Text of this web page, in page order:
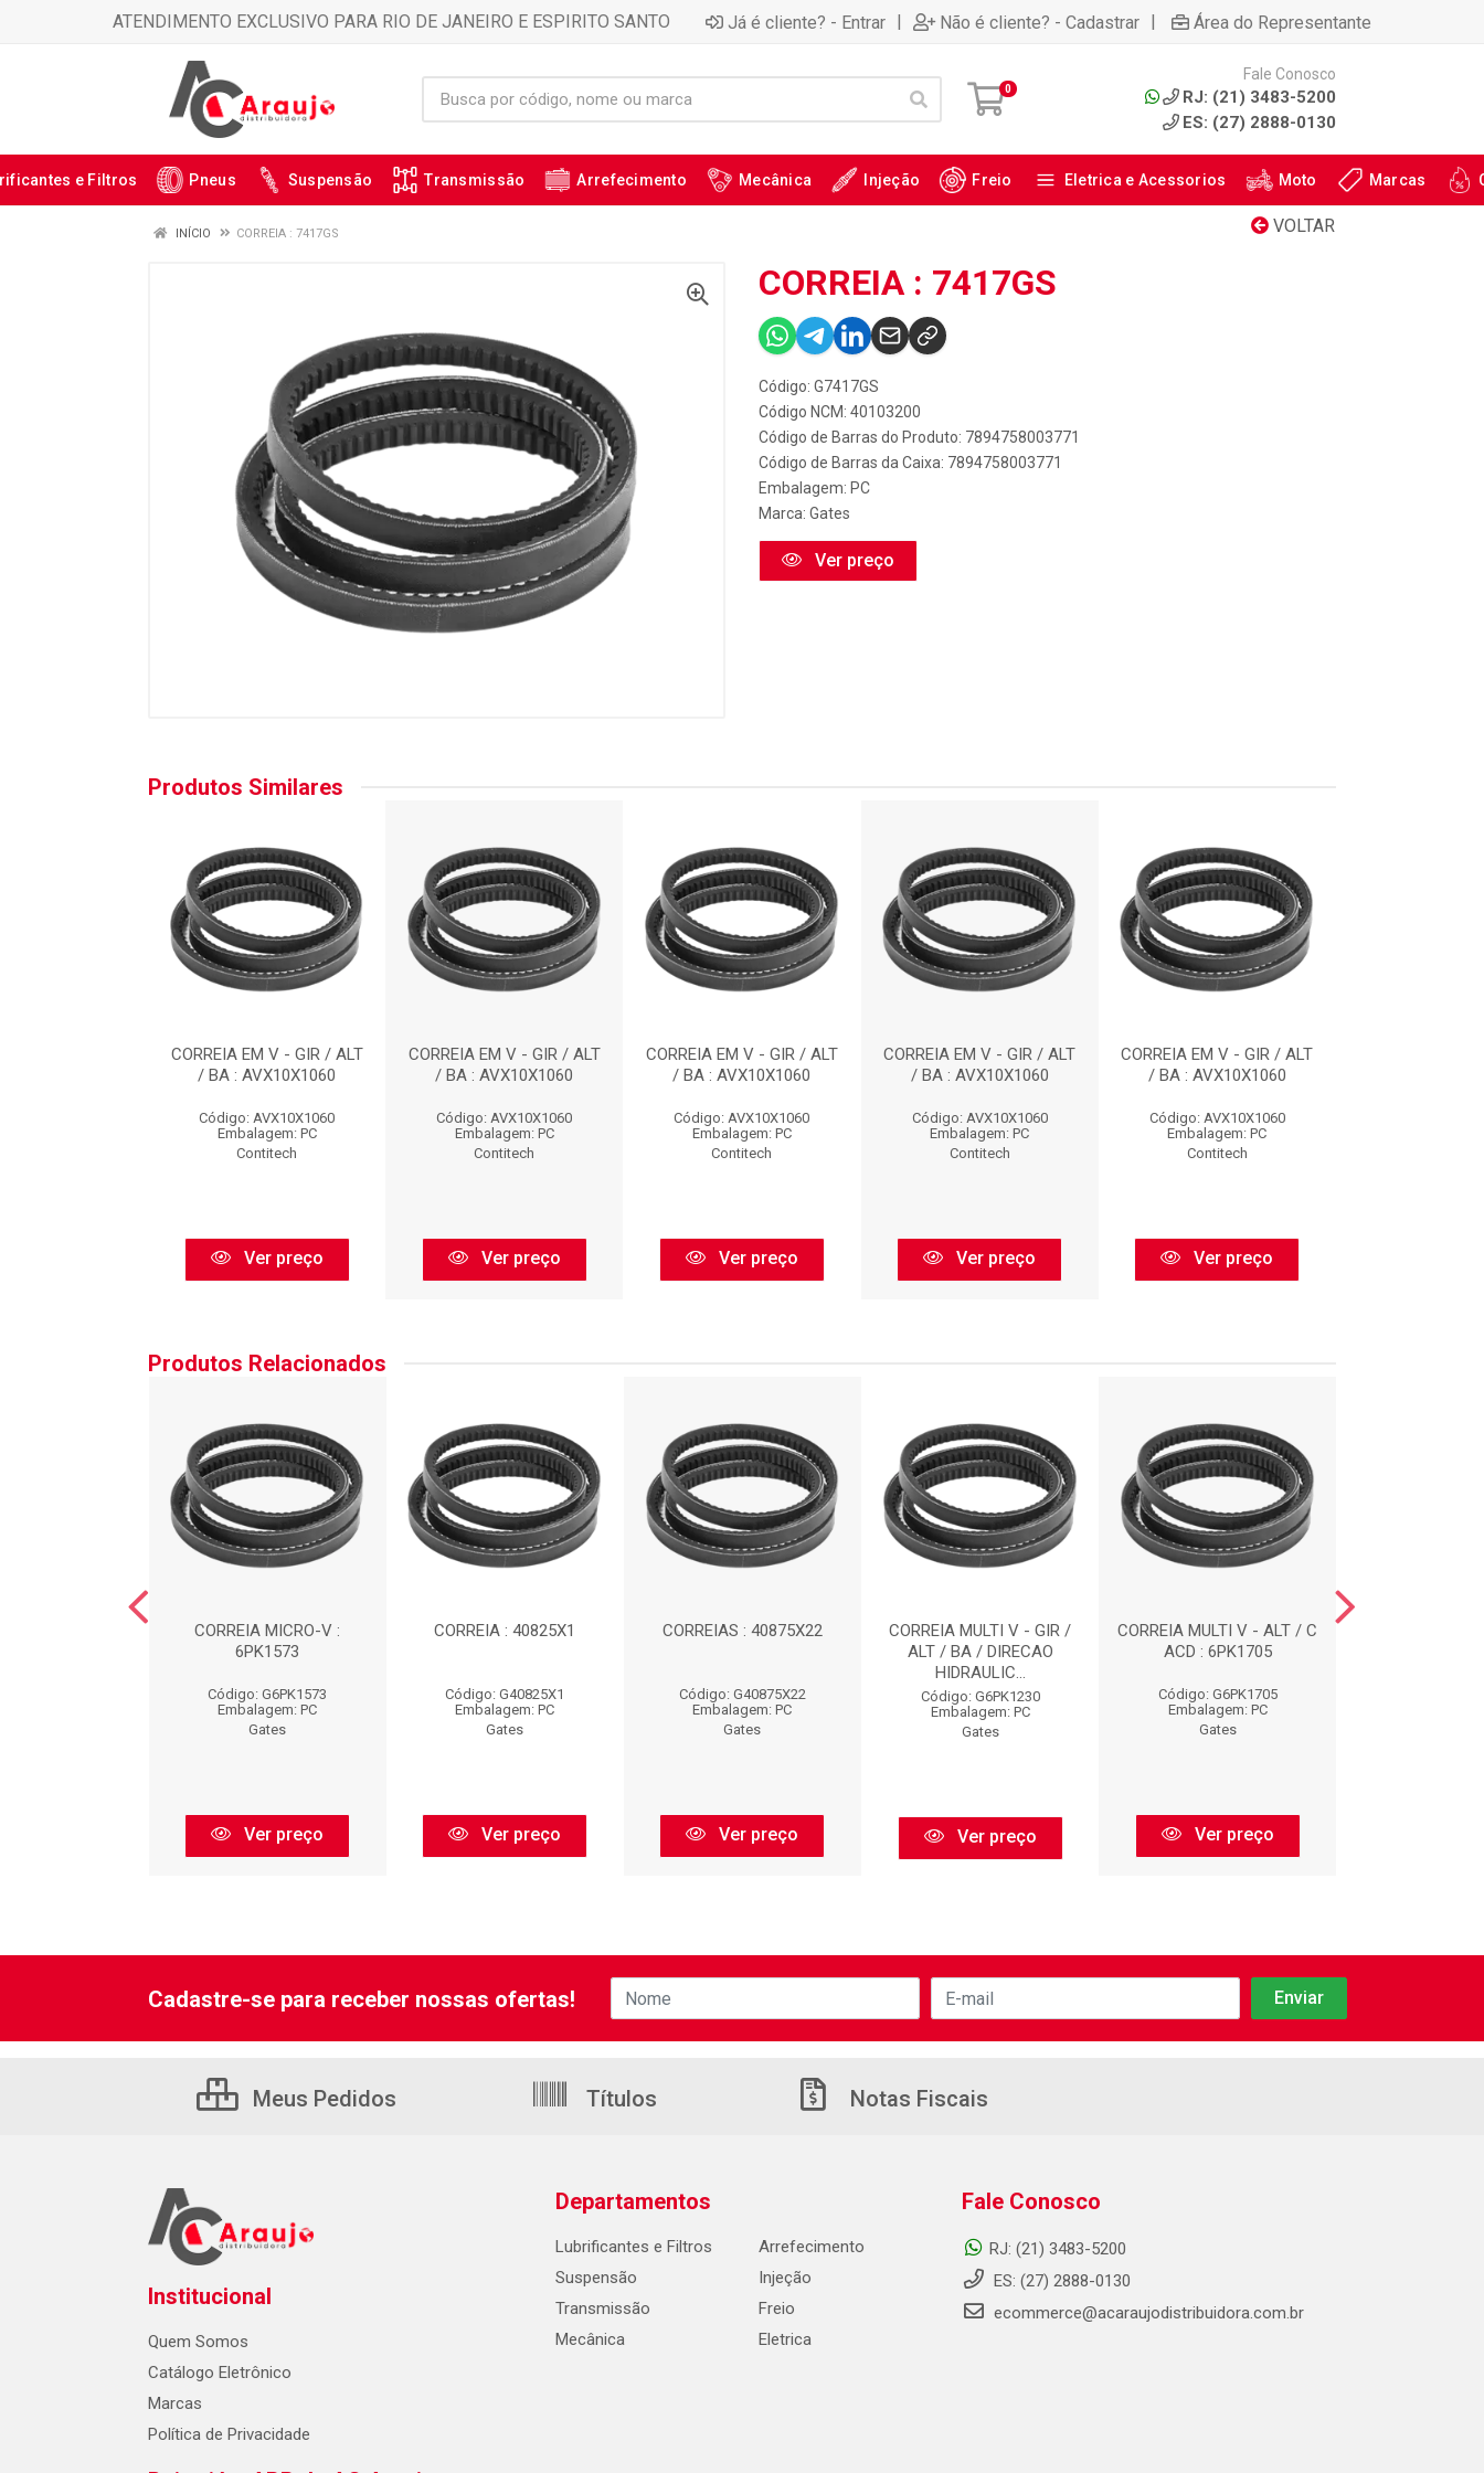
ATENDIMENTO EXCLUSIVO PARA RIO DE JANEIRO E ESPIRITO SANTO Já é cliente? - Entrar | Não é cliente? - Cadastrar | Área do Representante
0
Fale Conosco
RJ: (21) 3483-5200
ES: (27) 2888-0130
e Filtros Pneus Suspensão Transmissão Arrefecimento Mecânica Injeção Freio Eletrica e Acessorios Moto Marcas
VOLTAR
INÍCIO CORREIA : 7417GS
CORREIA : 7417GS
Código: G7417GS
Código NCM: 40103200
Código de Barras do Produto: 7894758003771
Código de Barras da Caixa: 7894758003771
Embalagem: PC
Marca: Gates
Ver preço
Produtos Similares
CORREIA EM V - GIR / ALT
/ BA : AVX10X1060
Código: AVX10X1060
Embalagem: PC
Contitech
Ver preço
CORREIA EM V - GIR / ALT
/ BA : AVX10X1060
Código: AVX10X1060
Embalagem: PC
Contitech
Ver preço
CORREIA EM V - GIR / ALT
/ BA : AVX10X1060
Código: AVX10X1060
Embalagem: PC
Contitech
Ver preço
CORREIA EM V - GIR / ALT
/ BA : AVX10X1060
Código: AVX10X1060
Embalagem: PC
Contitech
Ver preço
CORREIA EM V - GIR / ALT
/ BA : AVX10X1060
Código: AVX10X1060
Embalagem: PC
Contitech
Ver preço
Produtos Relacionados
CORREIA MICRO-V :
6PK1573
Código: G6PK1573
Embalagem: PC
Gates
Ver preço
CORREIA : 40825X1
Código: G40825X1
Embalagem: PC
Gates
Ver preço
CORREIAS : 40875X22
Código: G40875X22
Embalagem: PC
Gates
Ver preço
CORREIA MULTI V - GIR /
ALT / BA / DIRECAO
HIDRAULIC...
Código: G6PK1230
Embalagem: PC
Gates
Ver preço
CORREIA MULTI V - ALT / C
ACD : 6PK1705
Código: G6PK1705
Embalagem: PC
Gates
Ver preço
Cadastre-se para receber nossas ofertas!
Meus Pedidos Títulos Notas Fiscais
Institucional
Quem Somos
Catálogo Eletrônico
Marcas
Política de Privacidade
Departamentos
Lubrificantes e Filtros
Suspensão
Transmissão
Mecânica
Arrefecimento
Injeção
Freio
Eletrica
Fale Conosco
RJ: (21) 3483-5200
ES: (27) 2888-0130
ecommerce@acaraujodistribuidora.com.br